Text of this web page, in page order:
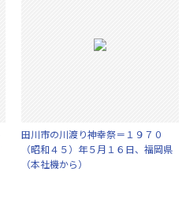
田川市の川渡り神幸祭＝１９７０
（昭和４５）年５月１６日、福岡県
（本社機から）